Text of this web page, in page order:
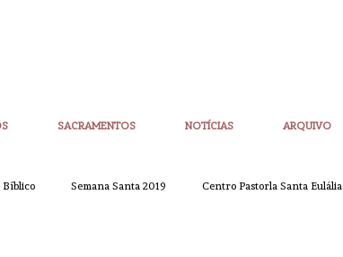
SACRAMENTOS NOTÍCIAS ARQUIVO
Bíblico Semana Santa 2019 Centro Pastorla Santa Eulália